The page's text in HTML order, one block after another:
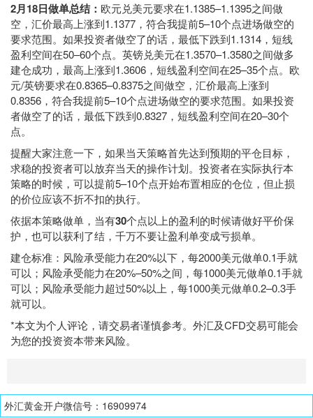
2月18日做单总结： 欧元兑美元要求在1.1385–1.1395之间做
空，汇价最高上涨到1.1377，符合我提前5–10个点进场做空的
要求范围。如果投资者做空了的话，最低下跌到1.1314，短线
盈利空间在50–60个点。英镑兑美元在1.3570–1.3580之间做多
建仓成功，最高上涨到1.3606，短线盈利空间在25–35个点。欧
元/英镑要求在0.8365–0.8375之间做空，汇价最高上涨到
0.8356，符合我提前5–10个点进场做空的要求范围。如果投资
者做空了的话，最低下跌到0.8327，短线盈利空间在20–30个
点。
提醒大家注意一下，如果当天策略首先达到预期的平仓目标，
求稳的投资者可以放弃当天的操作计划。投资者在实际执行本
策略的时候，可以提前5–10个点开始布置相应的仓位，但止损
的价位应该不折不扣的执行。
依据本策略做单，当有30个点以上的盈利的时候请做好平价保
护，也可以获利了结，千万不要让盈利单变成亏损单。
建仓标准：风险承受能力在20%以下，每2000美元做单0.1手就
可以；风险承受能力在20%–50%之间，每1000美元做单0.1手就
可以；风险承受能力超过50%以上，每1000美元做单0.2–0.3手
就可以。
*本文为个人评论，请交易者谨慎参考。外汇及CFD交易可能会
为您的投资资本带来风险。
外汇黄金开户微信号：16909974